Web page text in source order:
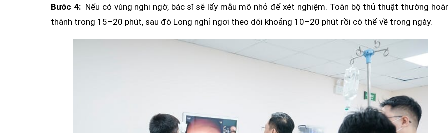
Bước 4: Nếu có vùng nghi ngờ, bác sĩ sẽ lấy mẫu mô nhỏ để xét nghiệm. Toàn bộ thủ thuật thường
thành trong 15–20 phút, sau đó Long nghỉ ngơi theo dõi khoảng 10–20 phút rồi có thể về trong ngày.